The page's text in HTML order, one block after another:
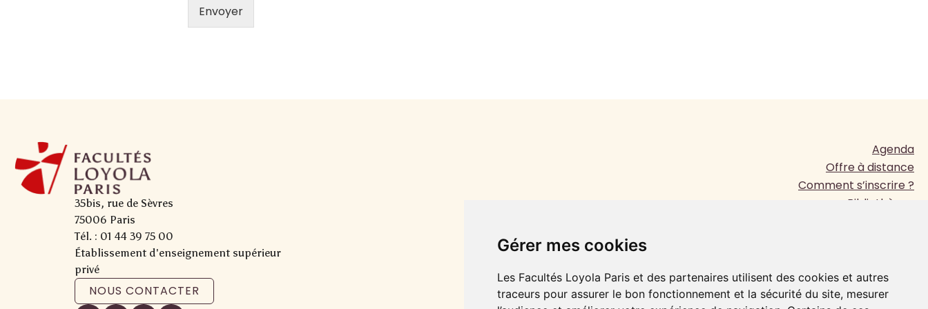
Gérer mes cookies
Les Facultés Loyola Paris et des partenaires utilisent des cookies et autres
traceurs pour assurer le bon fonctionnement et la sécurité du site, mesurer
Envoyer
35bis, rue de Sèvres
75006 Paris
Tél. : 01 44 39 75 00
Établissement d'enseignement supérieur
privé
NOUS CONTACTER
Agenda
Offre à distance
Comment s’inscrire ?
Bibliothèque
Mentions légales